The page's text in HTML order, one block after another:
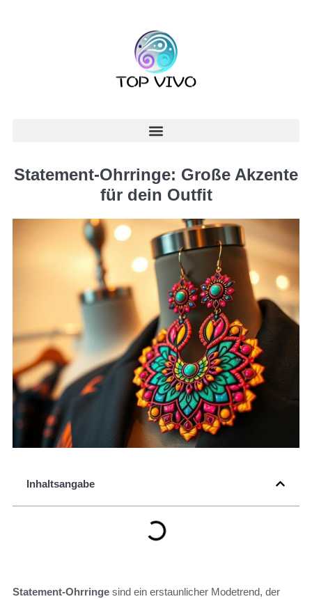
Statement-Ohrringe: Große Akzente
für dein Outfit
Inhaltsangabe
Statement-Ohrringe sind ein erstaunlicher Modetrend, der